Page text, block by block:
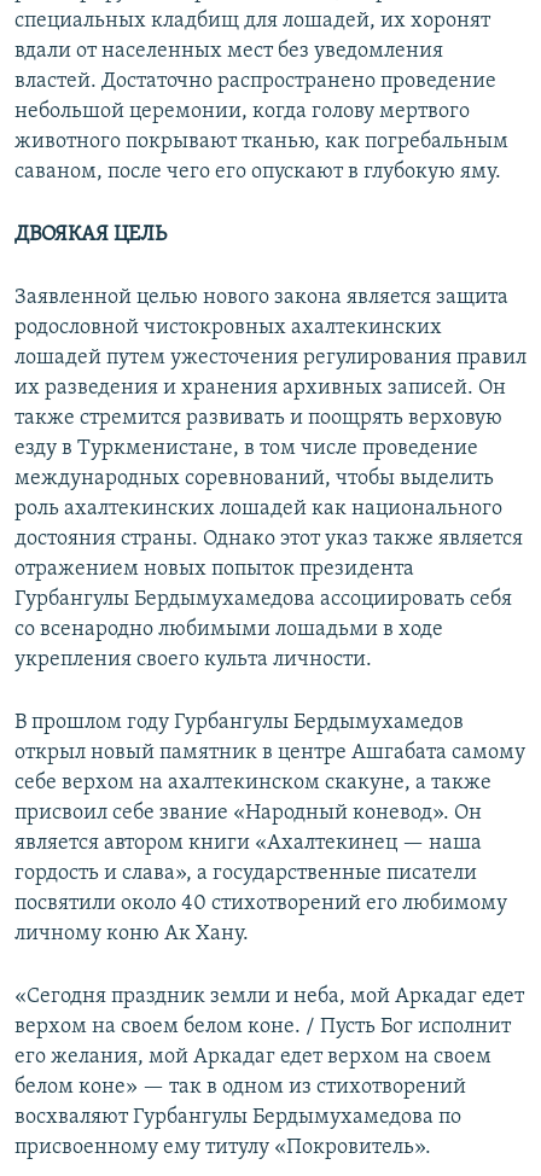
специальных кладбищ для лошадей, их хоронят
вдали от населенных мест без уведомления
властей. Достаточно распространено проведение
небольшой церемонии, когда голову мертвого
животного покрывают тканью, как погребальным
саваном, после чего его опускают в глубокую яму.
ДВОЯКАЯ ЦЕЛЬ
Заявленной целью нового закона является защита
родословной чистокровных ахалтекинских
лошадей путем ужесточения регулирования правил
их разведения и хранения архивных записей. Он
также стремится развивать и поощрять верховую
езду в Туркменистане, в том числе проведение
международных соревнований, чтобы выделить
роль ахалтекинских лошадей как национального
достояния страны. Однако этот указ также является
отражением новых попыток президента
Гурбангулы Бердымухамедова ассоциировать себя
со всенародно любимыми лошадьми в ходе
укрепления своего культа личности.
В прошлом году Гурбангулы Бердымухамедов
открыл новый памятник в центре Ашгабата самому
себе верхом на ахалтекинском скакуне, а также
присвоил себе звание «Народный коневод». Он
является автором книги «Ахалтекинец — наша
гордость и слава», а государственные писатели
посвятили около 40 стихотворений его любимому
личному коню Ак Хану.
«Сегодня праздник земли и неба, мой Аркадаг едет
верхом на своем белом коне. / Пусть Бог исполнит
его желания, мой Аркадаг едет верхом на своем
белом коне» — так в одном из стихотворений
восхваляют Гурбангулы Бердымухамедова по
присвоенному ему титулу «Покровитель».